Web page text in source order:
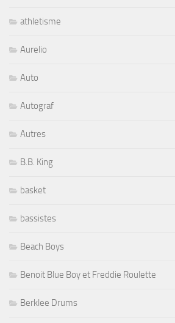
athletisme
Aurelio
Auto
Autograf
Autres
B.B. King
basket
bassistes
Beach Boys
Benoit Blue Boy et Freddie Roulette
Berklee Drums